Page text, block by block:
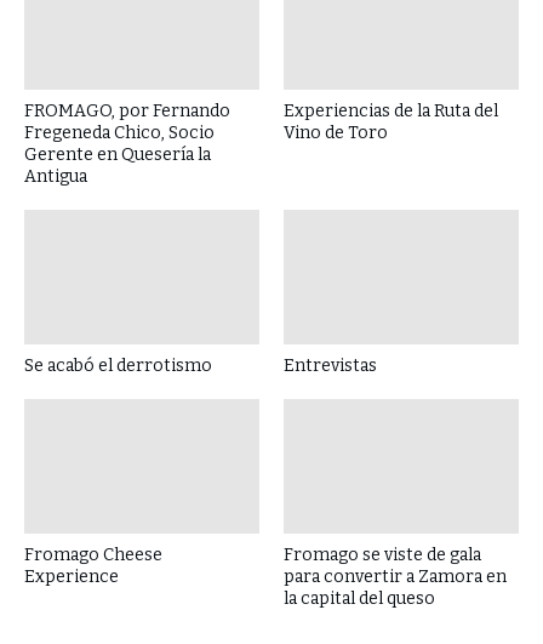
FROMAGO, por Fernando
Fregeneda Chico, Socio
Gerente en Quesería la
Antigua
Experiencias de la Ruta del
Vino de Toro
Se acabó el derrotismo Entrevistas
Fromago Cheese
Experience
Fromago se viste de gala
para convertir a Zamora en
la capital del queso